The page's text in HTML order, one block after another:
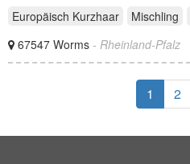
Europäisch Kurzhaar
Mischling
67547 Worms - Rheinland-Pfalz
1 2